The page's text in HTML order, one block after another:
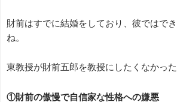
財前はすでに結婚をしており、彼ではで
ね。
東教授が財前五郎を教授にしたくなかっ
①財前の傲慢で自信家な性格への嫌悪